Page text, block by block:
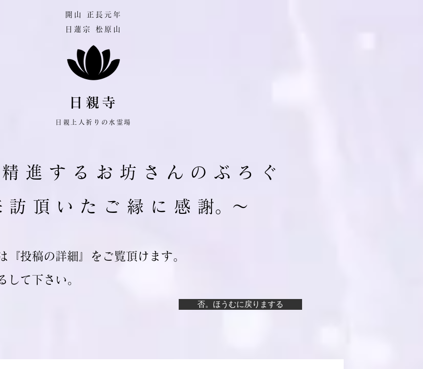
​開山 正長元年
日蓮宗 松原山
日親寺
日親上人祈りの水霊場
進 す る お 坊 さ ん の ぶ ろ ぐ
訪 頂 い た ご 縁 に 感 謝。～
『投稿の詳細』をご覧頂けます。
して下さい。
否。ほうむに戻りまする